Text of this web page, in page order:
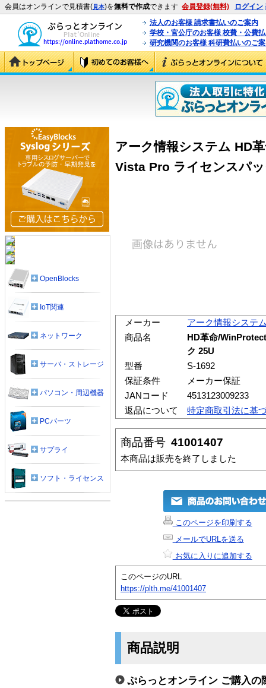
会員はオンラインで見積書(見本)を無料で作成できます 会員登録(無料) ログイン
法人のお客様 請求書払いのご案内
学校・官公庁のお客様 校費・公費
研究機関のお客様 科研費払いのご
アーク情報システム HD
Vista Pro ライセンスパ
メーカー
アーク情報システ
商品名
HD革命/
ク 25U
型番
S-1692
保証条件
メーカー保証
JANコード
4513123009233
返品について
特定商取引法に基
商品番号 41001407
本商品は販売を終了しました
このページを印刷する
メールでURLを送る
お気に入りに追加する
このページのURL
https://plth.me/41001407
商品説明
ぷらっとオンライン ご購入の
OpenBlocks
IoT関連
ネットワーク
サーバ・ストレージ
パソコン・周辺機器
PCパーツ
サプライ
ソフト・ライセンス